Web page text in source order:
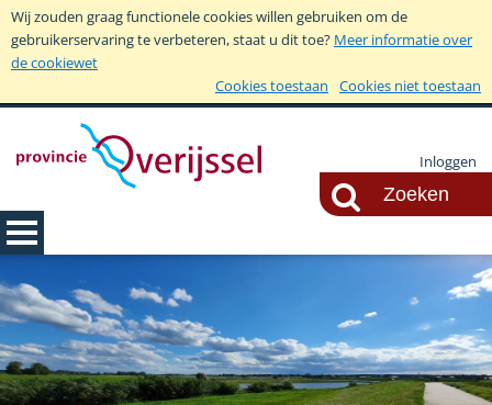
Wij zouden graag functionele cookies willen gebruiken om de
gebruikerservaring te verbeteren, staat u dit toe? Meer informatie over
de cookiewet
Cookies toestaan
Cookies niet toestaan
Inloggen